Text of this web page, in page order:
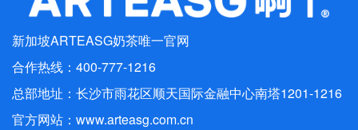
媒体报道
联系我们
新加坡ARTEASG奶茶唯一官网
合作热线：400-777-1216
总部地址：长沙市雨花区顺天国际金融中心南塔1201-1216
官方网站： www.arteasg.com.cn